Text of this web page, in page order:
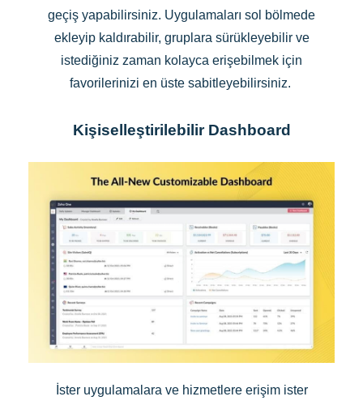
geçiş yapabilirsiniz. Uygulamaları sol bölmede
ekleyip kaldırabilir, gruplara sürükleyebilir ve
istediğiniz zaman kolayca erişebilmek için
favorilerinizi en üste sabitleyebilirsiniz.
Kişiselleştirilebilir Dashboard
İster uygulamalara ve hizmetlere erişim ister